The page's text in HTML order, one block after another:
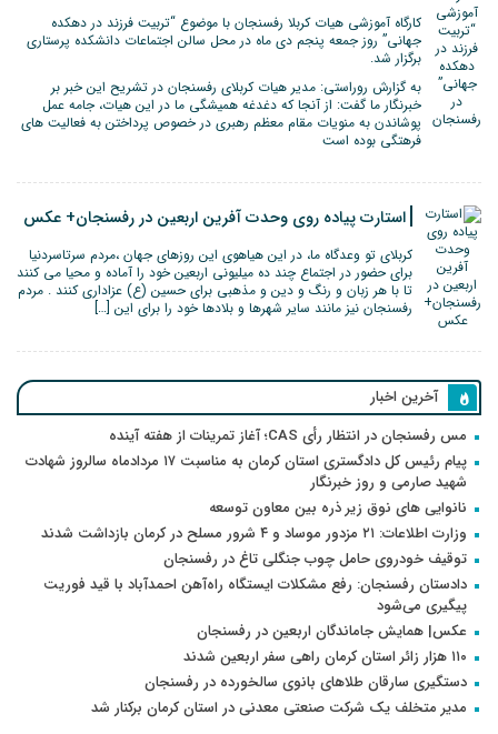
کارگاه آموزشی هیات کربلا رفسنجان با موضوع “تربیت فرزند در دهکده
جهانی” روز جمعه پنجم دی ماه در محل سالن اجتماعات دانشکده پرستاری
برگزار شد.
به گزارش روراستی: مدیر هیات کربلای رفسنجان در تشریح این خبر بر
خبرنگار ما گفت: از آنجا که دغدغه همیشگی ما در این هیات، جامه عمل
پوشاندن به منویات مقام معظم رهبری در خصوص پرداختن به فعالیت های
فرهتگی بوده است
استارت پیاده روی وحدت آفرین اربعین در رفسنجان+ عکس
کربلای تو وعدگاه ما، در این هیاهوی این روزهای جهان ،مردم سرتاسردنیا
برای حضور در اجتماع چند ده میلیونی اربعین خود را آماده و محیا می کنند
تا با هر زبان و رنگ و دین و مذهبی برای حسین (ع) عزاداری کنند . مردم
رفسنجان نیز مانند سایر شهرها و بلادها خود را برای این […]
آخرین اخبار
مس رفسنجان در انتظار رأی CAS؛ آغاز تمرینات از هفته آینده
پیام رئیس کل دادگستری استان کرمان به مناسبت ۱۷ مردادماه سالروز شهادت
شهید صارمی و روز خبرنگار
نانوایی های نوق زیر ذره بین معاون توسعه
وزارت اطلاعات: ۲۱ مزدور موساد و ۴ شرور مسلح در کرمان بازداشت شدند
توقیف خودروی حامل چوب جنگلی تاغ در رفسنجان
دادستان رفسنجان: رفع مشکلات ایستگاه راه‌آهن احمدآباد با قید فوریت
پیگیری می‌شود
عکس| همایش جاماندگان اربعین در رفسنجان
۱۱۰ هزار زائر استان کرمان راهی سفر اربعین شدند
دستگیری سارقان طلاهای بانوی سالخورده در رفسنجان
مدیر متخلف یک شرکت صنعتی معدنی در استان کرمان برکنار شد